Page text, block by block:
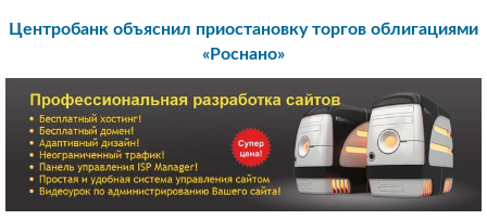
Центробанк объяснил приостановку торгов облигациями
«Роснано»